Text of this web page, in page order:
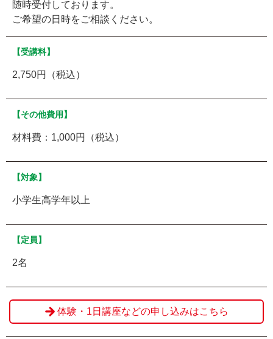
随時受付しております。
ご希望の日時をご相談ください。
【受講料】
2,750円（税込）
【その他費用】
材料費：1,000円（税込）
【対象】
小学生高学年以上
【定員】
2名
体験・1日講座などの申し込みはこちら